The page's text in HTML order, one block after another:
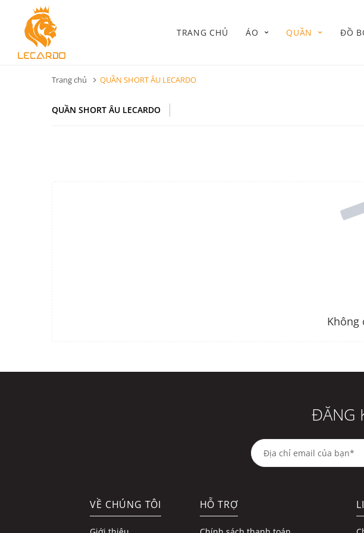
TRANG CHỦ ÁO QUẦN ĐỒ
Trang chủ QUẦN SHORT ÂU LECARDO
QUẦN SHORT ÂU LECARDO
Không
ĐĂNG
VỀ CHÚNG TÔI HỖ TRỢ